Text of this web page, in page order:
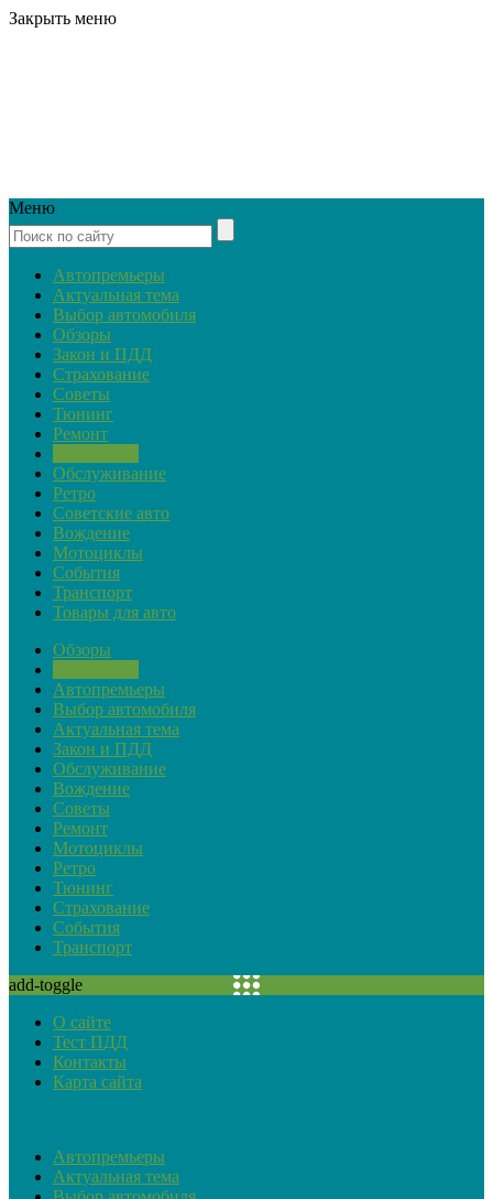
Закрыть меню
Меню
Автопремьеры
Актуальная тема
Выбор автомобиля
Обзоры
Закон и ПДД
Страхование
Советы
Тюнинг
Ремонт
Обслуживание
Ретро
Советские авто
Вождение
Мотоциклы
События
Транспорт
Товары для авто
Обзоры
Автопремьеры
Выбор автомобиля
Актуальная тема
Закон и ПДД
Обслуживание
Вождение
Советы
Ремонт
Мотоциклы
Ретро
Тюнинг
Страхование
События
Транспорт
add-toggle
О сайте
Тест ПДД
Контакты
Карта сайта
Автопремьеры
Актуальная тема